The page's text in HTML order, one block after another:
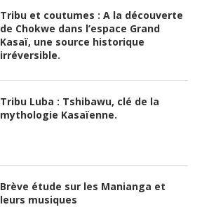
Tribu et coutumes : A la découverte
de Chokwe dans l’espace Grand
Kasaï, une source historique
irréversible.
Tribu Luba : Tshibawu, clé de la
mythologie Kasaïenne.
Brève étude sur les Manianga et
leurs musiques